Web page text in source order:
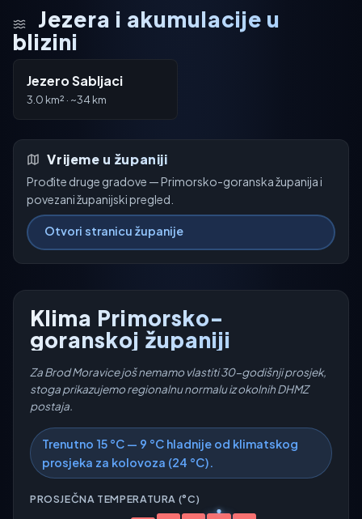
Jezera i akumulacije u
blizini
Jezero Sabljaci
3.0 km² · ~34 km
Vrijeme u županiji
Prođite druge gradove — Primorsko-goranska županija i
povezani županijski pregled.
Otvori stranicu županije
Klima Primorsko-
goranskoj županiji
Za Brod Moravice još nemamo vlastiti 30-godišnji prosjek,
stoga prikazujemo regionalnu normalu iz okolnih DHMZ
postaja.
Trenutno 15 °C — 9 °C hladnije od klimatskog
prosjeka za kolovoza (24 °C).
PROSJEČNA TEMPERATURA (°C)